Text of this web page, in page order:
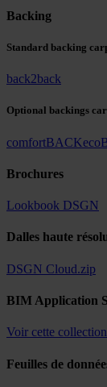
Backing
Standard backing
back2back
Optional backings
comfortBACK
Brochures
Lookbook DSGN
Dalles haute
DSGN Cloud.zip
BIM Application
Voir cette
Feuilles de